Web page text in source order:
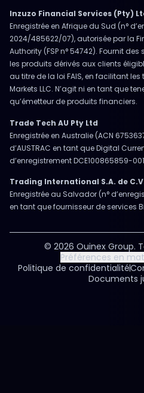
Inzuzo Financial Services (Pty)
Enregistrée en Afrique du Sud (n°
2024/485622/07), autorisée par la
Authority (FSP n° 54742). Fournit
les produits dérivés aux clients
au titre de la loi FAIS, en facilitant
Markets LLC. N’agit ni en tant que
qu’émetteur de produits financiers.
Trade Tech AU Pty Ltd
Enregistrée en Australie (ACN
d’AUSTRAC en tant que Digital
d’enregistrement DCE100865859-
Trading International S.A. de
Enregistrée au Salvador (n°
en tant que fournisseur de services
© 2026 Ouinex Group.
Préférences en
Politique de confidentialité
Documents